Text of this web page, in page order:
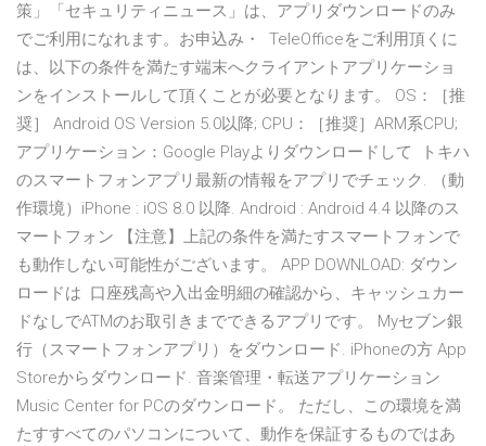
策」「セキュリティニュース」は、アプリダウンロードのみ
でご利用になれます。お申込み・ TeleOfficeをご利用頂くに
は、以下の条件を満たす端末へクライアントアプリケーショ
ンをインストールして頂くことが必要となります。 OS：［推
奨］ Android OS Version 5.0以降; CPU：［推奨］ARM系CPU;
アプリケーション：Google Playよりダウンロードして トキハ
のスマートフォンアプリ最新の情報をアプリでチェック. （動
作環境）iPhone : iOS 8.0 以降. Android : Android 4.4 以降のス
マートフォン 【注意】上記の条件を満たすスマートフォンで
も動作しない可能性がございます。 APP DOWNLOAD: ダウン
ロードは 口座残高や入出金明細の確認から、キャッシュカー
ドなしでATMのお取引きまでできるアプリです。 Myセブン銀
行（スマートフォンアプリ）をダウンロード. iPhoneの方 App
Storeからダウンロード. 音楽管理・転送アプリケーション
Music Center for PCのダウンロード。 ただし、この環境を満
たすすべてのパソコンについて、動作を保証するものではあ